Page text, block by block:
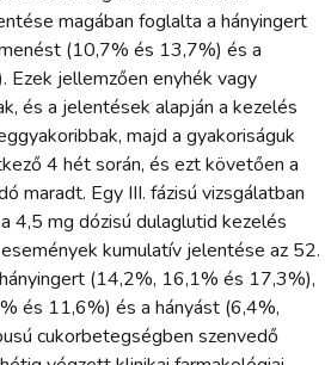
magában foglalta a hányingert
(10,7% és 13,7%) és a
Ezek jellemzően enyhék vagy
és a jelentések alapján a kezelés
majd a gyakoriságuk
4 hét során, és ezt követően a
maradt. Egy III. fázisú vizsgálatban
4,5 mg dózisú dulaglutid kezelés
kumulatív jelentése az 52.
(14,2%, 16,1% és 17,3%),
és 11,6%) és a hányást (6,4%,
cukorbetegségben szenvedő